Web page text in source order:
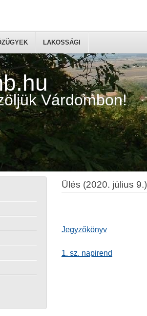
Várdombon!
LAKOSSÁGI
Ülés (2020. július 9.)
Jegyzőkönyv
1. sz. napirend